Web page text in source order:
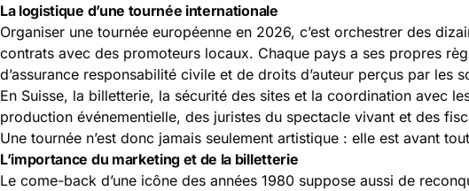
La logistique d’une tournée internationale
Organiser une tournée européenne en 2026, c’est orchestrer des
contrats avec des promoteurs locaux. Chaque pays a ses propres
d’assurance responsabilité civile et de droits d’auteur perçus par les
En Suisse, la billetterie, la sécurité des sites et la coordination avec
production événementielle, des juristes du spectacle vivant et des
Une tournée n’est donc jamais seulement artistique : elle est avant
L’importance du marketing et de la billetterie
Le come-back d’une icône des années 1980 suppose aussi de